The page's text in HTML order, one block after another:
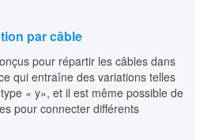
par câble
pour répartir les câbles dans
qui entraîne des variations telles
« y», et il est même possible de
pour connecter différents